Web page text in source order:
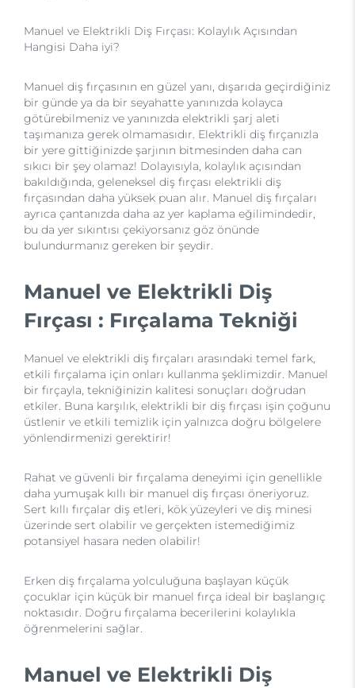
Manuel ve Elektrikli Diş Fırçası: Kolaylık Açısından
Hangisi Daha iyi?
Manuel diş fırçasının en güzel yanı, dışarıda geçirdiğiniz
bir günde ya da bir seyahatte yanınızda kolayca
götürebilmeniz ve yanınızda elektrikli şarj aleti
taşımanıza gerek olmamasıdır. Elektrikli diş fırçanızla
bir yere gittiğinizde şarjının bitmesinden daha can
sıkıcı bir şey olamaz! Dolayısıyla, kolaylık açısından
bakıldığında, geleneksel diş fırçası elektrikli diş
fırçasından daha yüksek puan alır. Manuel diş fırçaları
ayrıca çantanızda daha az yer kaplama eğilimindedir,
bu da yer sıkıntısı çekiyorsanız göz önünde
bulundurmanız gereken bir şeydir.
Manuel ve Elektrikli Diş
Fırçası : Fırçalama Tekniği
Manuel ve elektrikli diş fırçaları arasındaki temel fark,
etkili fırçalama için onları kullanma şeklimizdir. Manuel
bir fırçayla, tekniğinizin kalitesi sonuçları doğrudan
etkiler. Buna karşılık, elektrikli bir diş fırçası işin çoğunu
üstlenir ve etkili temizlik için yalnızca doğru bölgelere
yönlendirmenizi gerektirir!
Rahat ve güvenli bir fırçalama deneyimi için genellikle
daha yumuşak kıllı bir manuel diş fırçası öneriyoruz.
Sert kıllı fırçalar diş etleri, kök yüzeyleri ve diş minesi
üzerinde sert olabilir ve gerçekten istemediğimiz
potansiyel hasara neden olabilir!
Erken diş fırçalama yolculuğuna başlayan küçük
çocuklar için küçük bir manuel fırça ideal bir başlangıç
noktasıdır. Doğru fırçalama becerilerini kolaylıkla
öğrenmelerini sağlar.
Manuel ve Elektrikli Diş